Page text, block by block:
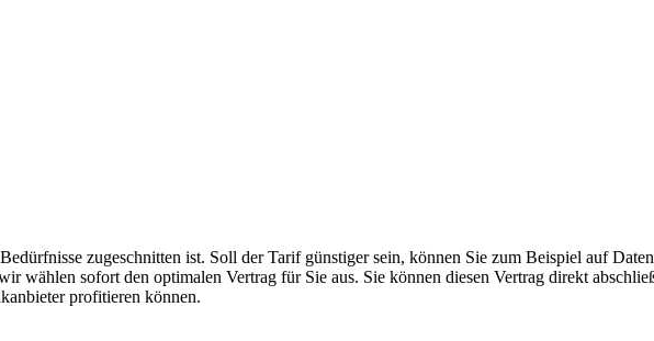
zugeschnitten ist. Soll der Tarif günstiger sein, können Sie zum Beispiel auf
wählen sofort den optimalen Vertrag für Sie aus. Sie können diesen Vertrag direkt
profitieren können.